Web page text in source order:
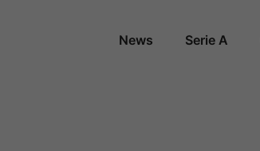
News Serie A